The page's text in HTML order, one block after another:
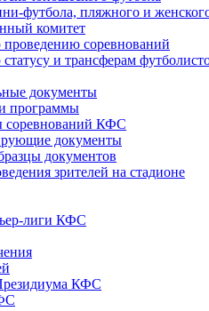
футбола, пляжного и
комитет
проведению соревнований
и трансферам
документы
программы
соревнований КФС
документы
документов
зрителей на стадионе
лиги КФС
КФС